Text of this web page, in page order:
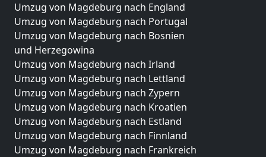
Umzug von Magdeburg nach England
Umzug von Magdeburg nach Portugal
Umzug von Magdeburg nach Bosnien
und Herzegowina
Umzug von Magdeburg nach Irland
Umzug von Magdeburg nach Lettland
Umzug von Magdeburg nach Zypern
Umzug von Magdeburg nach Kroatien
Umzug von Magdeburg nach Estland
Umzug von Magdeburg nach Finnland
Umzug von Magdeburg nach Frankreich